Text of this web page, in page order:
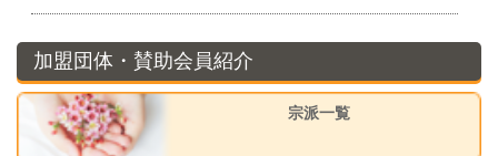
加盟団体・賛助会員紹介
宗派一覧